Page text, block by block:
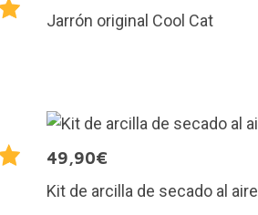
Jarrón original Cool Cat
49,90€
Kit de arcilla de secado al aire